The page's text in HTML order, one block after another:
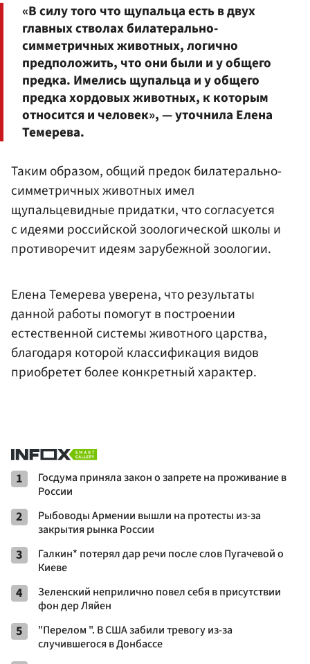
«В силу того что щупальца есть в двух
главных стволах билатерально-
симметричных животных, логично
предположить, что они были и у общего
предка. Имелись щупальца и у общего
предка хордовых животных, к которым
относится и человек», — уточнила Елена
Темерева.
Таким образом, общий предок билатерально-
симметричных животных имел
щупальцевидные придатки, что согласуется
с идеями российской зоологической школы и
противоречит идеям зарубежной зоологии.
Елена Темерева уверена, что результаты
данной работы помогут в построении
естественной системы животного царства,
благодаря которой классификация видов
приобретет более конкретный характер.
1
Госдума приняла закон о запрете на проживание в
России
2
Рыбоводы Армении вышли на протесты из-за
закрытия рынка России
3
Галкин* потерял дар речи после слов Пугачевой о
Киеве
4
Зеленский неприлично повел cебя в присутствии
фон дер Ляйен
5
"Перелом ". В США забили тревогу из-за
случившегося в Донбассе